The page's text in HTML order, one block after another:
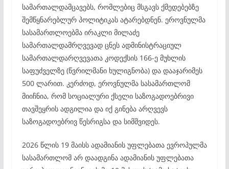
სამართალდამცავებს, რომლებიც მსგავს ქმედებებზე
შემწყნარებლურ პოლიტიკას ატარებდნენ. ეროვნულმა
სასამართლოებმა ირაკლი მილაძე
სამართალდამრღვევად ცნეს ადმინისტრაციულ
სამართალდარღვევათა კოდექსის 166-ე მუხლის
საფუძველზე (წვრილმანი ხულიგნობა) და დააჯარიმეს
500 ლარით. კერძოდ, ეროვნულმა სასამართლომ
მიიჩნია, რომ სოციალური ქსელი საზოგადოებრივი
თავშეყრის ადგილია და იქ გინება არღვევს
საზოგადოებრივ წესრიგსა და სიმშვიდეს.
2026 წლის 19 მაისს ადამიანის უფლებათა ევროპულმა
სასამართლომ არ დაადგინა ადამიანის უფლებათა